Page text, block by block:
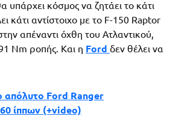
υπάρχει κόσμος να ζητάει το κάτι
κάτι αντίστοιχο με το F-150 Raptor
απέναντι όχθη του Ατλαντικού,
Nm ροπής. Και η Ford δεν θέλει να
απόλυτο Ford Ranger
ίππων (+video)